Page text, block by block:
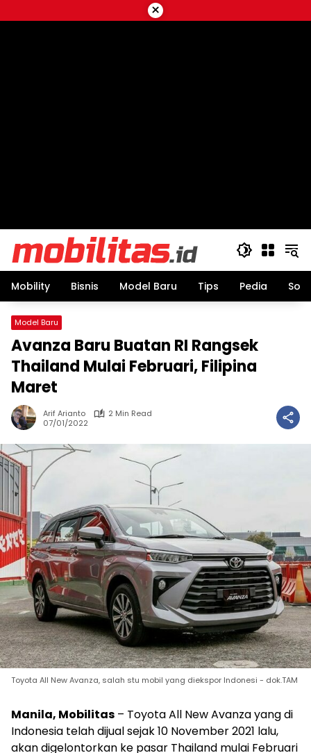
to
×
Mobility Bisnis Model Baru Tips Pedia
Model Baru
Avanza Baru Buatan RI Rangsek
Thailand Mulai Februari, Filipina
Maret
Arif Arianto
2 Min Read
07/01/2022
Toyota All New Avanza, salah stu mobil yang diekspor Indonesi - dok.TAM
Manila, Mobilitas – Toyota All New Avanza yang di
Indonesia telah dijual sejak 10 November 2021 lalu,
akan digelontorkan ke pasar Thailand mulai Februari